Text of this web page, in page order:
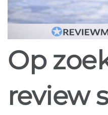
Op zoek naar
review